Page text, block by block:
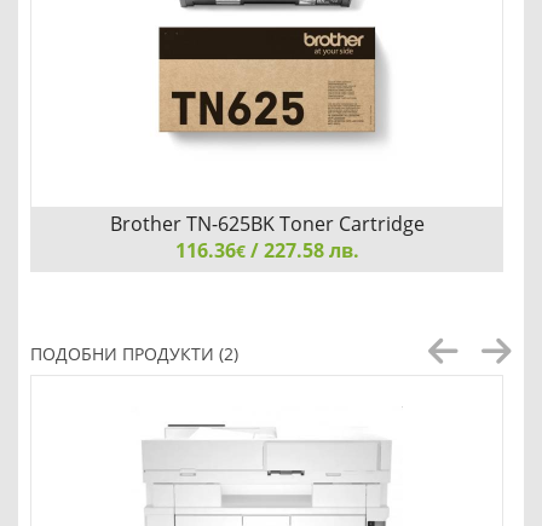
Детайли Сравни
Brother TN-625BK Toner Cartridge
116.36€/ 227.58 лв.
ПОДОБНИ ПРОДУКТИ (2)